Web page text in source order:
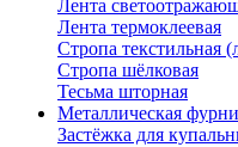
Лента
Лента термоклеевая
Стропа текстильная
Стропа шёлковая
Тесьма шторная
Металлическая
Застёжка для